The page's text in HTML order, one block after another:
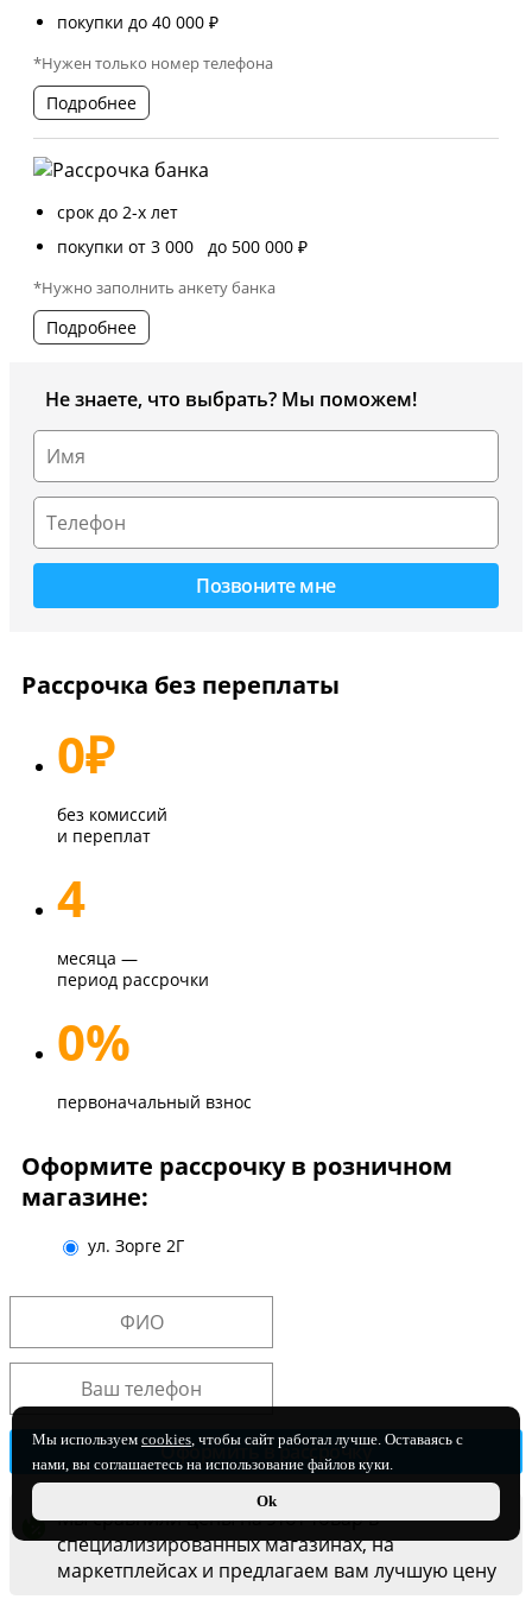
покупки до 40 000 ₽
*Нужен только номер телефона
Подробнее
срок до 2-х лет
покупки от 3 000 до 500 000 ₽
*Нужно заполнить анкету банка
Подробнее
Не знаете, что выбрать? Мы поможем!
Рассрочка без переплаты
0₽
без комиссий
и переплат
4
месяца —
период рассрочки
0%
первоначальный взнос
Оформите рассрочку в розничном
магазине:
ул. Зорге 2Г
Мы сравнили цены на этот товар в
специализированных магазинах, на
маркетплейсах и предлагаем вам лучшую цену
Мы используем cookies, чтобы сайт работал лучше. Оставаясь с
нами, вы соглашаетесь на использование файлов куки.
Ok